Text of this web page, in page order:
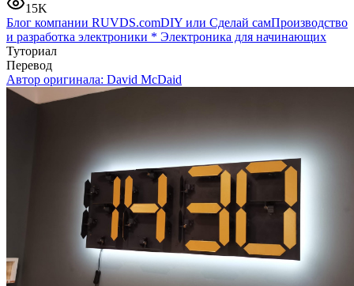
15K
Блог компании RUVDS.comDIY или Сделай самПроизводство
и разработка электроники * Электроника для начинающих
Туториал
Перевод
Автор оригинала: David McDaid